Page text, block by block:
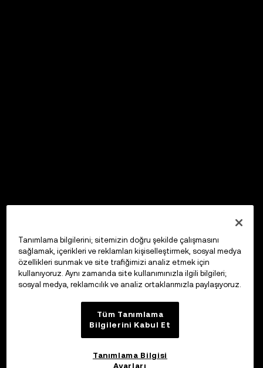
Tanımlama bilgilerini; sitemizin doğru şekilde çalışmasını
sağlamak, içerikleri ve reklamları kişiselleştirmek, sosyal medya
özellikleri sunmak ve site trafiğimizi analiz etmek için
kullanıyoruz. Aynı zamanda site kullanımınızla ilgili bilgileri;
sosyal medya, reklamcılık ve analiz ortaklarımızla paylaşıyoruz.
Tüm Tanımlama
Bilgilerini Kabul Et
Tanımlama Bilgisi
Ayarları